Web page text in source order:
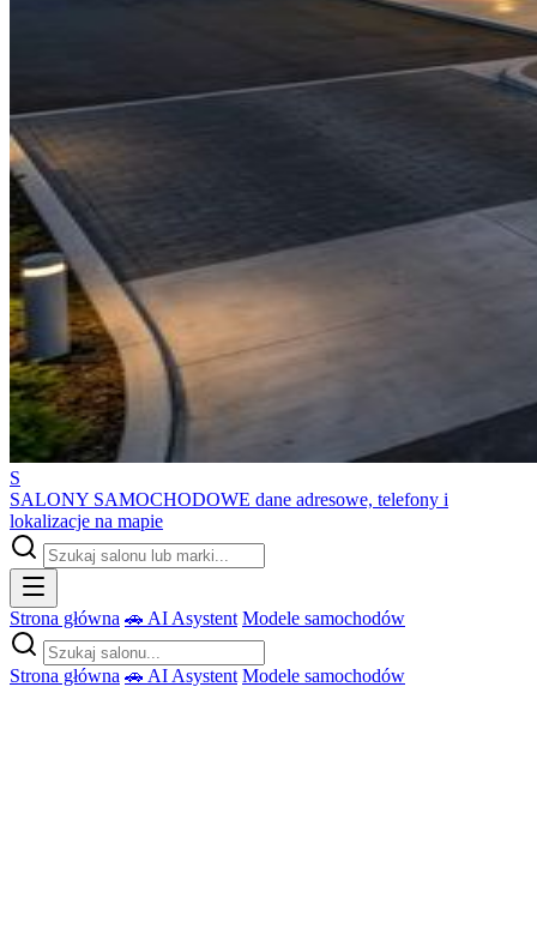
S
SALONY SAMOCHODOWE dane adresowe, telefony i
lokalizacje na mapie
Strona główna 🚗 AI Asystent Modele samochodów
Strona główna 🚗 AI Asystent Modele samochodów